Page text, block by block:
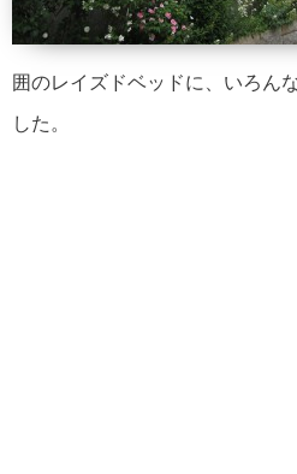
囲のレイズドベッドに、いろん
した。